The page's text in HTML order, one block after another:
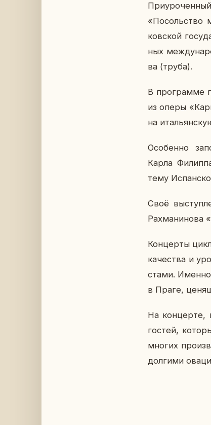
«По­соль­ство
ков­ской
ных
ва (труба).
В про­грам­ме
из оперы
на
Осо­бен­но
Карла
тему
Своё
Рах­ма­ни­но­ва
Кон­цер­ты
ка­че­ства и
ста­ми. Именно
в Праге,
На кон­цер­те,
гостей,
многих
дол­ги­ми